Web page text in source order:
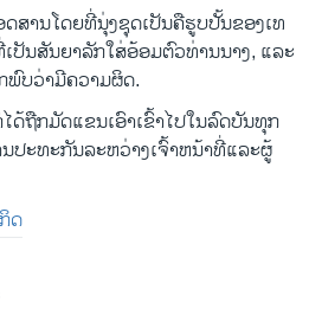
ສານ​ໂດຍ​ທີ່ນຸ່ງຊຸດເປັນຄືຮູບປັ້ນຂອງເທ​
ປັນສັນຍາລັກໃສ່ອ້ອມຕົວທ່ານນາງ, ແລະ
ພົບວ່າມີຄວາມຜິດ.
ດ້​ຖືກ​ມັດແຂນ​ເອົາ​ເຂົ້າ​ໄປ​ໃນ​ລົດ​ບັນ​ທຸກ
ປະ​ທະ​ກັນ​ລະ​ຫວ່າງ​ເຈົ້າ​ຫນ້າ​ທີ່​ແລະ​ຜູ້​
ດ